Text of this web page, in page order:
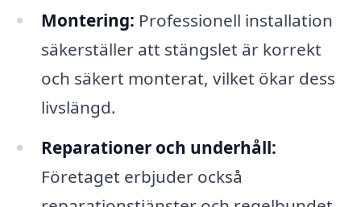
Montering: Professionell installation
säkerställer att stängslet är korrekt
och säkert monterat, vilket ökar dess
livslängd.
Reparationer och underhåll:
Företaget erbjuder också